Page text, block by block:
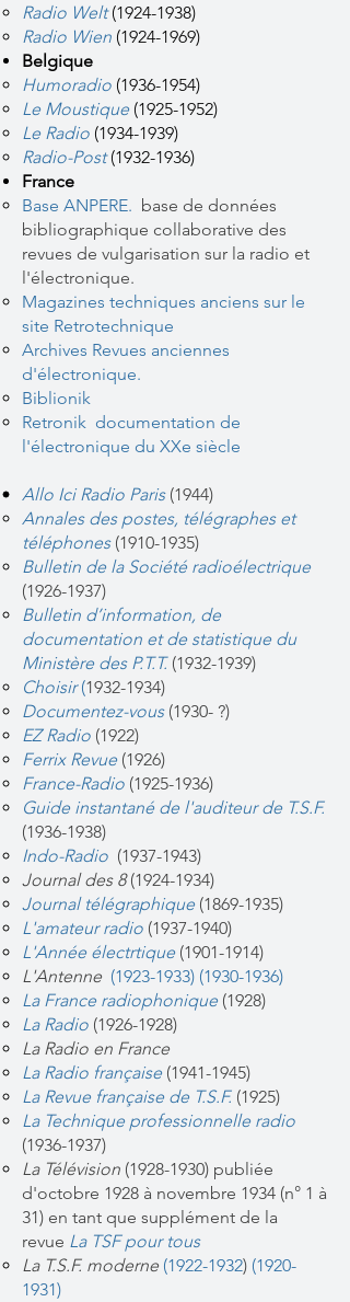
Radio Welt(1924-1938)
Radio Wien (1924-1969)
Belgique
Humoradio (1936-1954)
Le Moustique (1925-1952)
Le Radio (1934-1939)
Radio-Post (1932-1936)
France
Base ANPERE. base de données
bibliographique collaborative des
revues de vulgarisation sur la radio et
l'électronique.
Magazines techniques anciens sur le
site Retrotechnique
Archives Revues anciennes
d'électronique.
Biblionik
Retronik documentation de
l'électronique du XXe siècle
Allo Ici Radio Paris (1944)
Annales des postes, télégraphes et
téléphones (1910-1935)
Bulletin de la Société radioélectrique
(1926-1937)
Bulletin d’information, de
documentation et de statistique du
Ministère des P.T.T. (1932-1939)
Choisir(1932-1934)
Documentez-vous (1930- ?)
EZ Radio (1922)
Ferrix Revue (1926)
France-Radio (1925-1936)
Guide instantané de l'auditeur de T.S.F.
(1936-1938)
Indo-Radio (1937-1943)
Journal des 8(1924-1934)
Journal télégraphique (1869-1935)
L'amateur radio (1937-1940)
L'Année électrtique (1901-1914)
L'Antenne (1923-1933) (1930-1936)
La France radiophonique (1928)
La Radio (1926-1928)
La Radio en France
La Radio française (1941-1945)
La Revue française de T.S.F. (1925)
La Technique professionnelle radio
(1936-1937)
La Télévision (1928-1930) publiée
d'octobre 1928 à novembre 1934 (n° 1 à
31) en tant que supplément de la
revue La TSF pour tous
La T.S.F. moderne (1922-1932) (1920-
1931)